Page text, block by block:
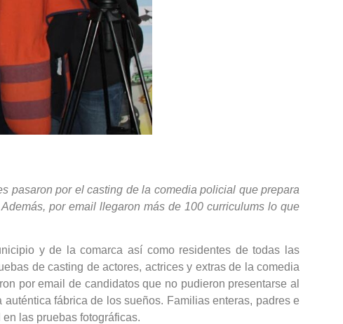
pasaron por el casting de la comedia policial que prepara
por email llegaron más de 100 curriculums lo que
y de la comarca así como residentes de todas las
de casting de actores, actrices y extras de la comedia
por email de candidatos que no pudieron presentarse al
fábrica de los sueños. Familias enteras, padres e
las pruebas fotográficas.